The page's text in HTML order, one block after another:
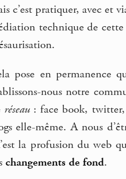
c’est pratiquer, avec et
technique de
pose en permanence
nous notre
réseau: face book, twitter,
elle-même. A nous
la profusion du web
changements de fond.